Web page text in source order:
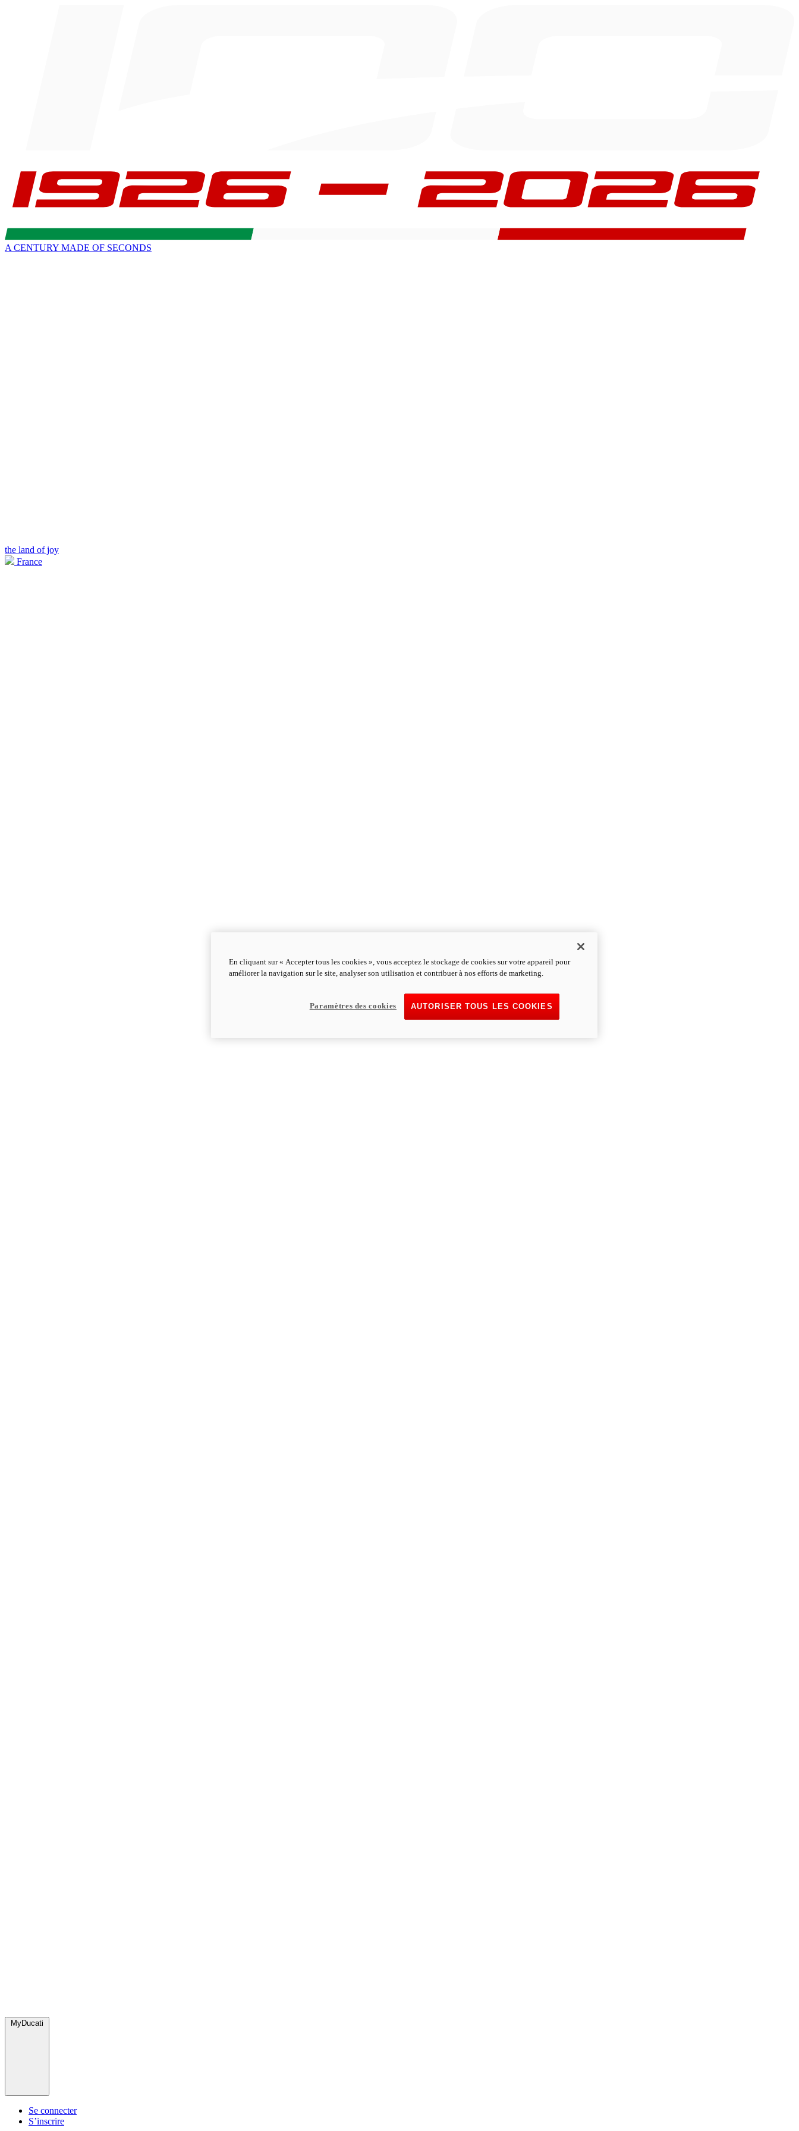
A CENTURY MADE OF SECONDS
the land of joy
France
MyDucati
Se connecter
S’inscrire
En cliquant sur « Accepter tous les cookies », vous acceptez le stockage de cookies sur votre appareil pour
améliorer la navigation sur le site, analyser son utilisation et contribuer à nos efforts de marketing.
AUTORISER TOUS LES COOKIES
Paramètres des cookies